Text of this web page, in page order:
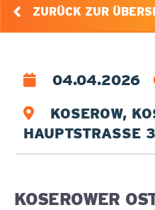
ZURÜCK ZUR
04.04.2026
KOSEROW,
HAUPTSTRASSE 31
KOSEROWER